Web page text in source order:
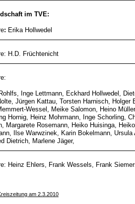
im TVE:
: Erika Hollwedel
H.D. Früchtenicht
Inge Lettmann, Eckhard Hollwedel,
Jürgen Kattau, Torsten Harnisch, Holger
Wessel, Meike Salomon, Heino
Hornig, Heinz Mohrmann, Inge Schorling,
Margarete Rosemann, Heiko Huisinga,
Ilse Warwzinek, Karin Bokelmann,
Dietrich, Marlene Jäger,
Heinz Ehlers, Frank Wessels, Frank
am 2.3.2010